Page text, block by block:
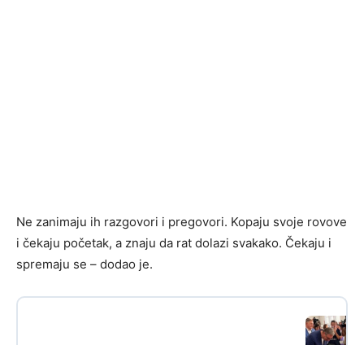
Ne zanimaju ih razgovori i pregovori. Kopaju svoje rovove
i čekaju početak, a znaju da rat dolazi svakako. Čekaju i
spremaju se – dodao je.